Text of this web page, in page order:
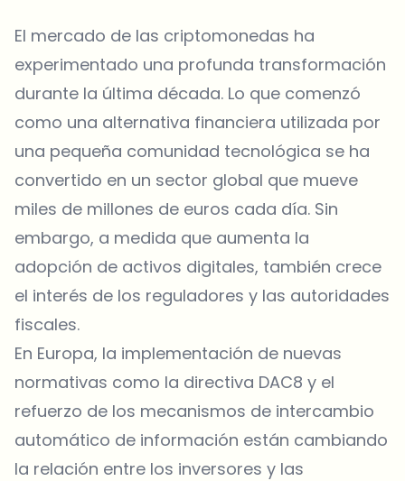
El mercado de las criptomonedas ha
experimentado una profunda transformación
durante la última década. Lo que comenzó
como una alternativa financiera utilizada por
una pequeña comunidad tecnológica se ha
convertido en un sector global que mueve
miles de millones de euros cada día. Sin
embargo, a medida que aumenta la
adopción de activos digitales, también crece
el interés de los reguladores y las autoridades
fiscales.
En Europa, la implementación de nuevas
normativas como la directiva DAC8 y el
refuerzo de los mecanismos de intercambio
automático de información están cambiando
la relación entre los inversores y las